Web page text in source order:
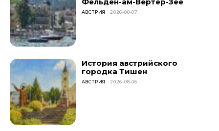
АВСТРИЯ 2026-08-07
История австрийского
городка Тишен
АВСТРИЯ 2026-08-06